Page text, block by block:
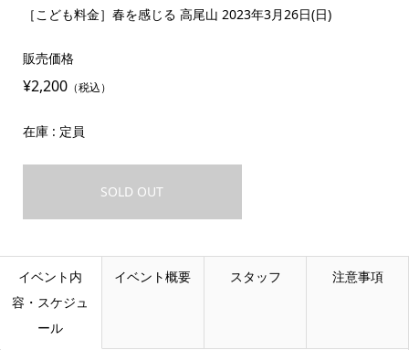
［こども料金］春を感じる 高尾山 2023年3月26日(日)
販売価格
¥2,200（税込）
在庫 : 定員
SOLD OUT
イベント内
容・スケジュ
ール
イベント概要 スタッフ 注意事項